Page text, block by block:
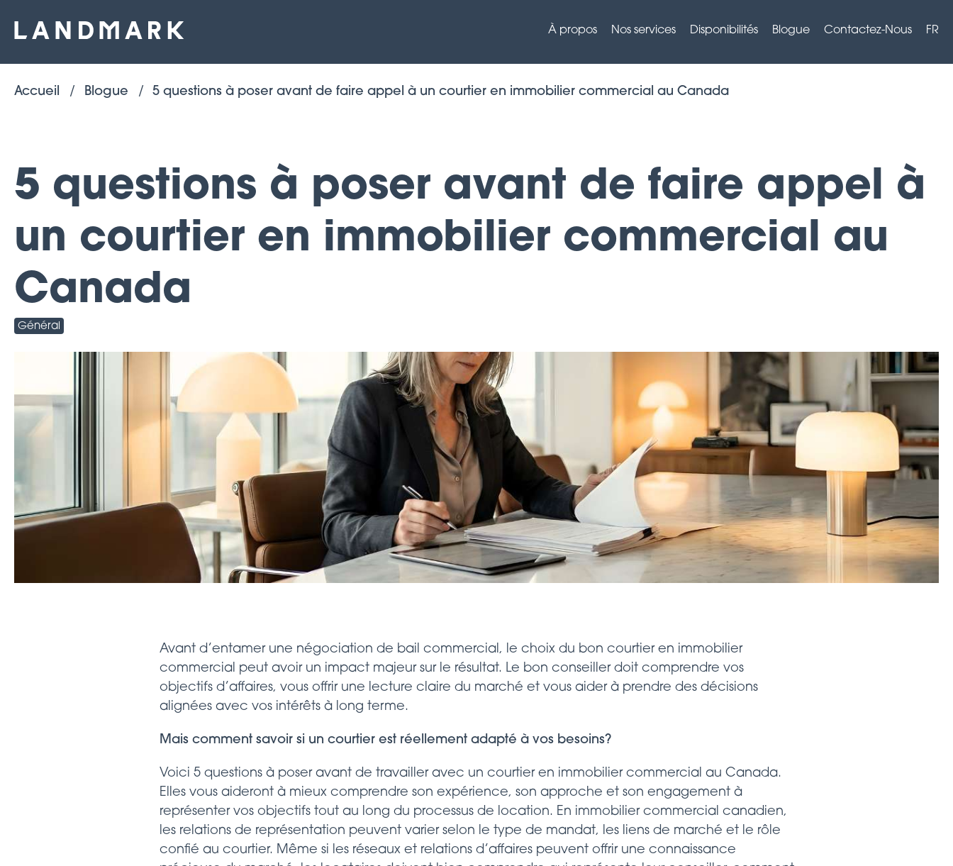
À propos Nos services Disponibilités Blogue Contactez-Nous FR
Accueil Blogue 5 questions à poser avant de faire appel à un courtier en immobilier commercial au Canada
5 questions à poser avant de faire appel à
un courtier en immobilier commercial au
Canada
Général
Avant d’entamer une négociation de bail commercial, le choix du bon courtier en immobilier
commercial peut avoir un impact majeur sur le résultat. Le bon conseiller doit comprendre vos
objectifs d’affaires, vous offrir une lecture claire du marché et vous aider à prendre des décisions
alignées avec vos intérêts à long terme.
Mais comment savoir si un courtier est réellement adapté à vos besoins?
Voici 5 questions à poser avant de travailler avec un courtier en immobilier commercial au Canada.
Elles vous aideront à mieux comprendre son expérience, son approche et son engagement à
représenter vos objectifs tout au long du processus de location. En immobilier commercial canadien,
les relations de représentation peuvent varier selon le type de mandat, les liens de marché et le rôle
confié au courtier. Même si les réseaux et relations d’affaires peuvent offrir une connaissance